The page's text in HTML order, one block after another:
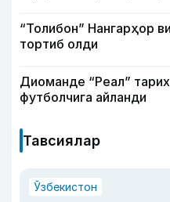
“Толибон” Нангарҳор
тортиб олди
Диоманде “Реал”
футболчига айланди
Тавсиялар
Ўзбекистон